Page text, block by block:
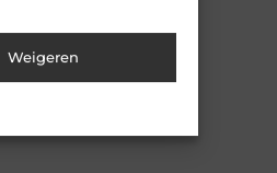
Weigeren